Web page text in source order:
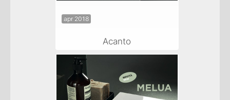
apr 2018
Acanto